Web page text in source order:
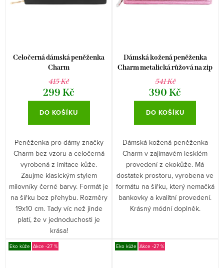
o
k
d
Celočerná dámská peněženka
Charm
415 Kč
299 Kč
DO KOŠÍKU
Peněženka pro dámy značky
Charm bez vzoru a celočerná
vyrobená z imitace kůže.
Zaujme klasickým stylem
milovníky černé barvy. Formát je
na šířku bez přehybu. Rozměry
19x10 cm. Tady víc než jinde
platí, že v jednoduchosti je
krása!
Dámská kožená peněženka
Charm metalická růžová na zip
541 Kč
390 Kč
DO KOŠÍKU
Dámská kožená peněženka
Charm v zajímavém lesklém
provedení z ekokůže. Má
dostatek prostoru, vyrobena ve
formátu na šířku, který nemačká
bankovky a kvalitní provedení.
Krásný módní doplněk.
Eko kůže -27 % Eko kůže -27 %